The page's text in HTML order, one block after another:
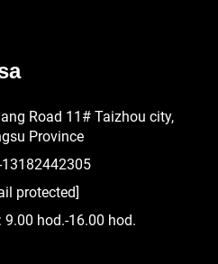
Road 11# Taizhou city,
Province
protected]
9.00 hod.-16.00 hod.